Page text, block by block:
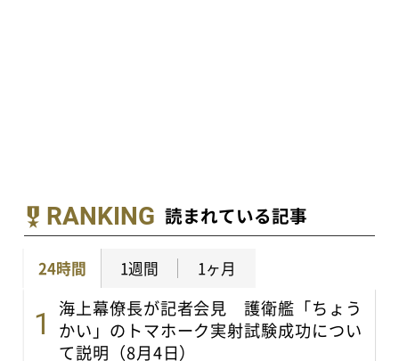
RANKING 読まれている記事
24時間 1週間 1ヶ月
海上幕僚長が記者会見 護衛艦「ちょう
かい」のトマホーク実射試験成功につい
て説明（8月4日）